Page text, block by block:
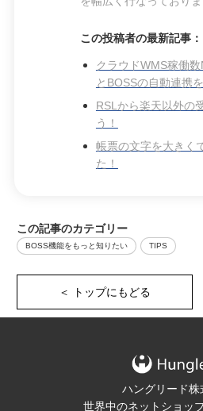
この投稿者の最新記事：
クラウドWMS稼働
とBOSSの自動連携
RSLから楽天以外の
う！
帳票の文字を大きく
た！
この記事のカテゴリー
BOSS機能をもっと知りたい TIPS
＜ トップにもどる
ハングリード株
世界中のネットショッ